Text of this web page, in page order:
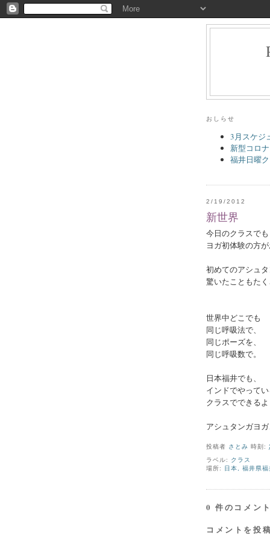
おしらせ
3月スケジ
新型コロ
福井日曜
2/19/2012
新世界
今日のクラスで
ヨガ初体験の方
初めてのアシュ
驚いたこともた
世界中どこでも
同じ呼吸法で、
同じポーズを、
同じ呼吸数で。
日本福井でも、
インドでやって
クラスでできる
アシュタンガヨ
投稿者 さとみ 時刻:
ラベル: クラス
場所: 日本, 福井県
0 件のコメン
コメントを投